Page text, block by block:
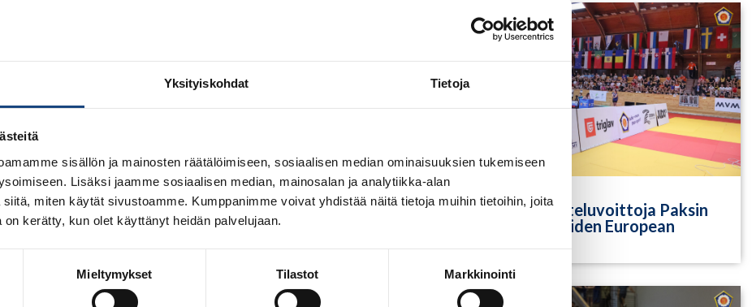
Yksityiskohdat Tietoja
sisällön ja mainosten räätälöimiseen, sosiaalisen median ominaisuuksien tukemiseen
Lisäksi jaamme sosiaalisen median, mainosalan ja analytiikka-alan
miten käytät sivustoamme. Kumppanimme voivat yhdistää näitä tietoja muihin tietoihin, joita
on kerätty, kun olet käyttänyt heidän palvelujaan.
Mieltymykset Tilastot Markkinointi
ja Espanjasta.
Yksittäisiä otteluvoittoja Paksin
alle 21-vuotiaiden European